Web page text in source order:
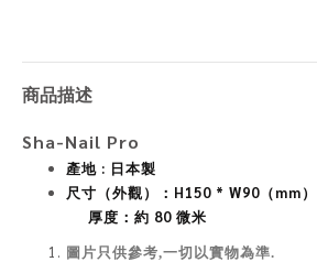
商品描述
Sha-Nail Pro
產地 : 日本製
尺寸（外觀）：H150 * W90（mm
厚度：約 80 微米
圖片只供參考,一切以實物為準.